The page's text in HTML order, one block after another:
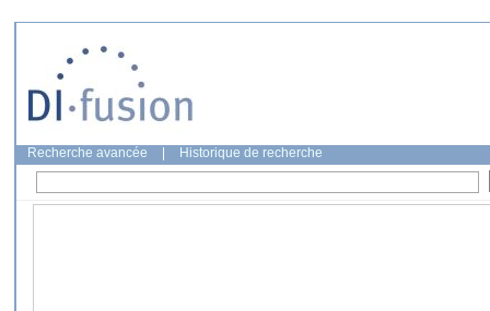
Recherche avancée Historique de recherche